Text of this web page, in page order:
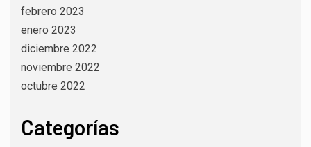
febrero 2023
enero 2023
diciembre 2022
noviembre 2022
octubre 2022
Categorías